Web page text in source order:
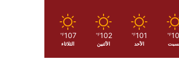
℉
101
℉
الأحد
102
℉
الأثنين
107
℉
الثلاثاء